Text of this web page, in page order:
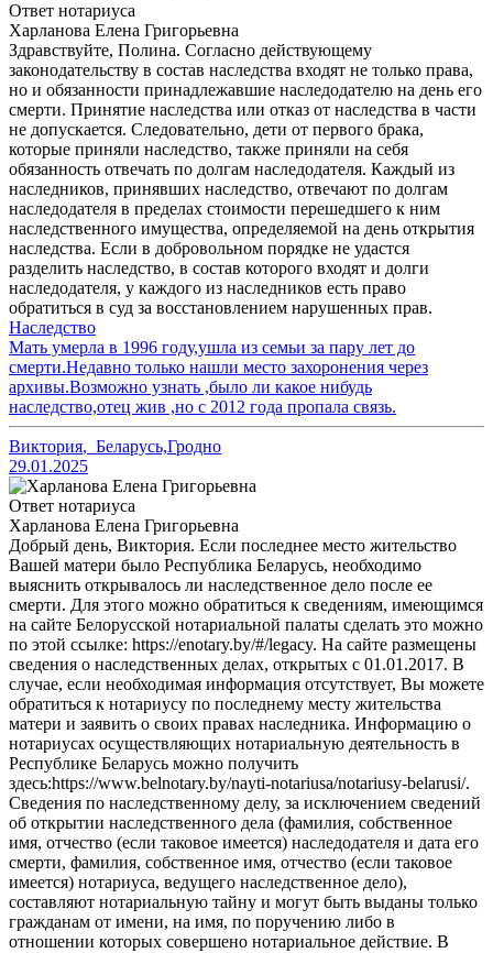
Ответ нотариуса
Харланова Елена Григорьевна
Здравствуйте, Полина. Согласно действующему
законодательству в состав наследства входят не только права,
но и обязанности принадлежавшие наследодателю на день его
смерти. Принятие наследства или отказ от наследства в части
не допускается. Следовательно, дети от первого брака,
которые приняли наследство, также приняли на себя
обязанность отвечать по долгам наследодателя. Каждый из
наследников, принявших наследство, отвечают по долгам
наследодателя в пределах стоимости перешедшего к ним
наследственного имущества, определяемой на день открытия
наследства. Если в добровольном порядке не удастся
разделить наследство, в состав которого входят и долги
наследодателя, у каждого из наследников есть право
обратиться в суд за восстановлением нарушенных прав.
Наследство
Мать умерла в 1996 году,ушла из семьи за пару лет до
смерти.Недавно только нашли место захоронения через
архивы.Возможно узнать ,было ли какое нибудь
наследство,отец жив ,но с 2012 года пропала связь.
Виктория, Беларусь,Гродно
29.01.2025
Ответ нотариуса
Харланова Елена Григорьевна
Добрый день, Виктория. Если последнее место жительство
Вашей матери было Республика Беларусь, необходимо
выяснить открывалось ли наследственное дело после ее
смерти. Для этого можно обратиться к сведениям, имеющимся
на сайте Белорусской нотариальной палаты сделать это можно
по этой ссылке: https://enotary.by/#/legacy. На сайте размещены
сведения о наследственных делах, открытых с 01.01.2017. В
случае, если необходимая информация отсутствует, Вы можете
обратиться к нотариусу по последнему месту жительства
матери и заявить о своих правах наследника. Информацию о
нотариусах осуществляющих нотариальную деятельность в
Республике Беларусь можно получить
здесь:https://www.belnotary.by/nayti-notariusa/notariusy-belarusi/.
Сведения по наследственному делу, за исключением сведений
об открытии наследственного дела (фамилия, собственное
имя, отчество (если таковое имеется) наследодателя и дата его
смерти, фамилия, собственное имя, отчество (если таковое
имеется) нотариуса, ведущего наследственное дело),
составляют нотариальную тайну и могут быть выданы только
гражданам от имени, на имя, по поручению либо в
отношении которых совершено нотариальное действие. В